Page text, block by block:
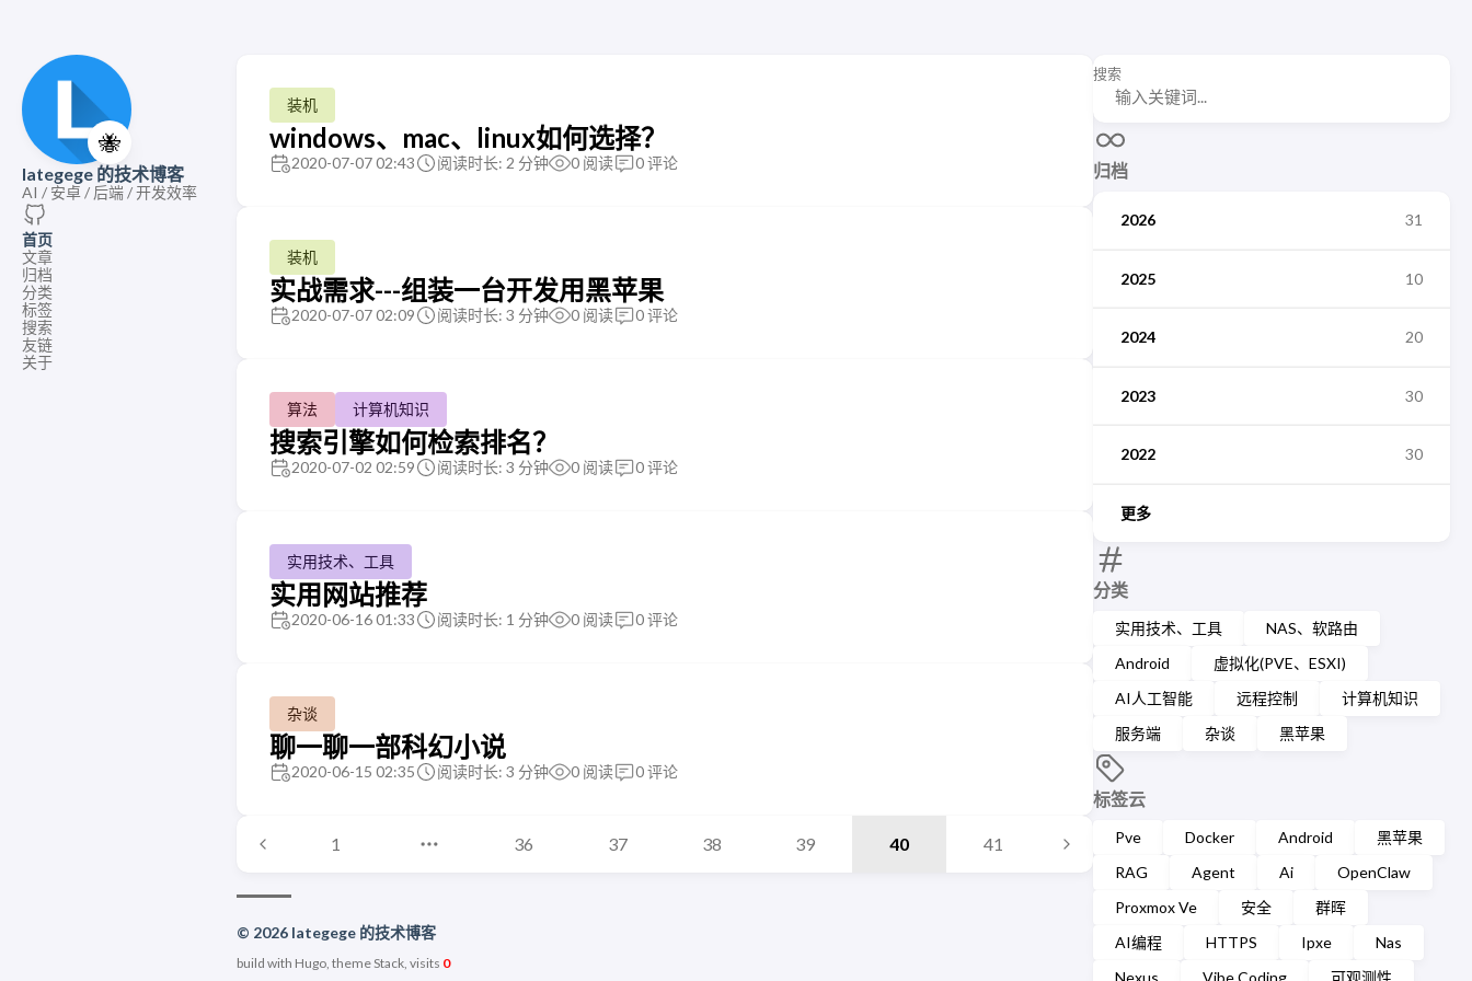
🐝
lategege 的技术博客
AI / 安卓 / 后端 / 开发效率
首页
文章
归档
分类
标签
搜索
友链
关于
搜索
归档
2026 31
2025 10
2024 20
2023 30
2022 30
更多
分类
实用技术、工具
NAS、软路由
Android
虚拟化(PVE、ESXI)
AI人工智能
远程控制
计算机知识
服务端
杂谈 黑苹果
标签云
Pve Docker Android
黑苹果
RAG
Agent Ai
OpenClaw
Proxmox Ve
安全
群晖
AI编程
HTTPS Ipxe
Nas
Nexus
Vibe Coding 可观测性
装机
windows、mac、linux如何选择？
2020-07-07 02:43 阅读时长: 2 分钟 0阅读 0评论
装机
实战需求---组装一台开发用黑苹果
2020-07-07 02:09 阅读时长: 3 分钟 0阅读 0评论
算法 计算机知识
搜索引擎如何检索排名？
2020-07-02 02:59 阅读时长: 3 分钟 0阅读 0评论
实用技术、工具
实用网站推荐
2020-06-16 01:33 阅读时长: 1 分钟 0阅读 0评论
杂谈
聊一聊一部科幻小说
2020-06-15 02:35 阅读时长: 3 分钟 0阅读 0评论
1 36 37 38 39 40 41
© 2026 lategege 的技术博客
build with Hugo, theme Stack, visits 0